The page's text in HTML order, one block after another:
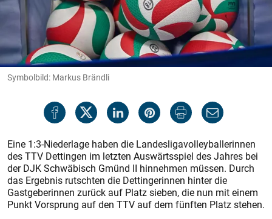
Symbolbild: Markus Brändli
Eine 1:3-Niederlage haben die Landesligavolleyballerinnen
des TTV Dettingen im letzten Auswärtsspiel des Jahres bei
der DJK Schwäbisch Gmünd II hinnehmen müssen. Durch
das Ergebnis rutschten die Dettingerinnen hinter die
Gastgeberinnen zurück auf Platz sieben, die nun mit einem
Punkt Vorsprung auf den TTV auf dem fünften Platz stehen.